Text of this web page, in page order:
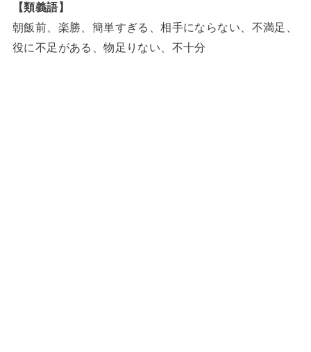
【類義語】
朝飯前、楽勝、簡単すぎる、相手にならない、不満足、
役に不足がある、物足りない、不十分